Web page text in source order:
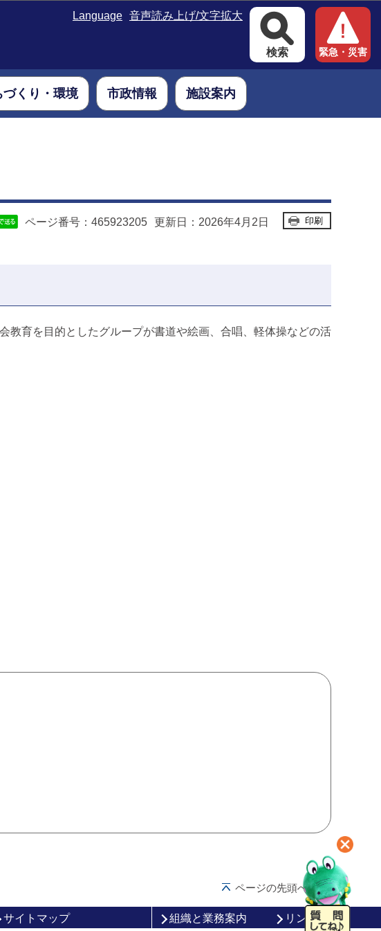
Language 音声読み上げ/文字拡大
検索 緊急・災害
づくり・環境 市政情報 施設案内
ページ番号：465923205 更新日：2026年4月2日 印刷
教育を目的としたグループが書道や絵画、合唱、軽体操などの活
ページの先頭へ戻る
サイトマップ 組織と業務案内 リンク集